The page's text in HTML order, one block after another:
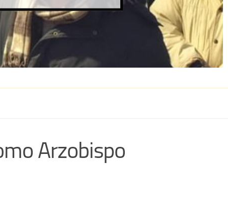
Arzobispo